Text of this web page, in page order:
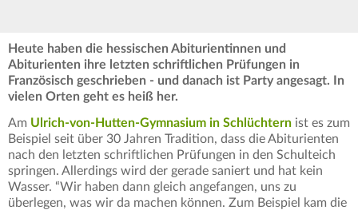
Heute haben die hessischen Abiturientinnen und
Abiturienten ihre letzten schriftlichen Prüfungen in
Französisch geschrieben - und danach ist Party angesagt. In
vielen Orten geht es heiß her.
Am Ulrich-von-Hutten-Gymnasium in Schlüchtern ist es zum
Beispiel seit über 30 Jahren Tradition, dass die Abiturienten
nach den letzten schriftlichen Prüfungen in den Schulteich
springen. Allerdings wird der gerade saniert und hat kein
Wasser. “Wir haben dann gleich angefangen, uns zu
überlegen, was wir da machen können. Zum Beispiel kam die